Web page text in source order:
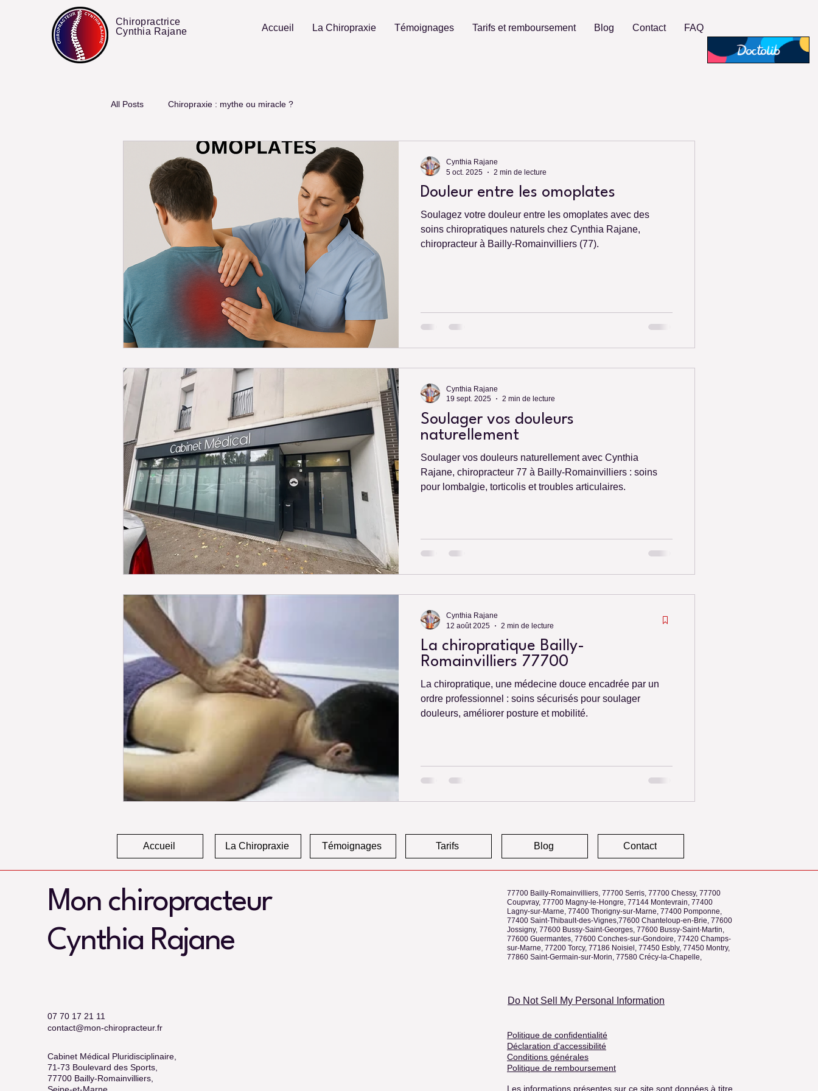
Chiropractrice
Cynthia Rajane
Accueil La Chiropraxie Témoignages Tarifs et remboursement Blog Contact FAQ
All Posts Chiropraxie : mythe ou miracle ?
Douleur entre les omoplates
Soulagez votre douleur entre les omoplates avec des
soins chiropratiques naturels chez Cynthia Rajane,
chiropracteur à Bailly-Romainvilliers (77).
Cynthia Rajane
5 oct. 2025
2 min de lecture
Soulager vos douleurs
naturellement
Soulager vos douleurs naturellement avec Cynthia
Rajane, chiropracteur 77 à Bailly-Romainvilliers : soins
pour lombalgie, torticolis et troubles articulaires.
Cynthia Rajane
19 sept. 2025
2 min de lecture
La chiropratique Bailly-
Romainvilliers 77700
La chiropratique, une médecine douce encadrée par un
ordre professionnel : soins sécurisés pour soulager
douleurs, améliorer posture et mobilité.
Cynthia Rajane
12 août 2025
2 min de lecture
Accueil La Chiropraxie Témoignages Tarifs Blog Contact
Mon chiropracteur
Cynthia Rajane
07 70 17 21 11
contact@mon-chiropracteur.fr
Cabinet Médical Pluridisciplinaire,
71-73 Boulevard des Sports,
77700 Bailly-Romainvilliers,
Seine-et-Marne,
77700 Bailly-Romainvilliers, 77700 Serris, 77700 Chessy, 77700
Coupvray, 77700 Magny-le-Hongre, 77144 Montevrain, 77400
Lagny-sur-Marne, 77400 Thorigny-sur-Marne, 77400 Pomponne,
77400 Saint-Thibault-des-Vignes,77600 Chanteloup-en-Brie, 77600
Jossigny, 77600 Bussy-Saint-Georges, 77600 Bussy-Saint-Martin,
77600 Guermantes, 77600 Conches-sur-Gondoire, 77420 Champs-
sur-Marne, 77200 Torcy, 77186 Noisiel, 77450 Esbly, 77450 Montry,
77860 Saint-Germain-sur-Morin, 77580 Crécy-la-Chapelle,
Do Not Sell My Personal Information
Politique de confidentialité
Déclaration d'accessibilité
Conditions générales
Politique de remboursement
Les informations présentes sur ce site sont données à titre